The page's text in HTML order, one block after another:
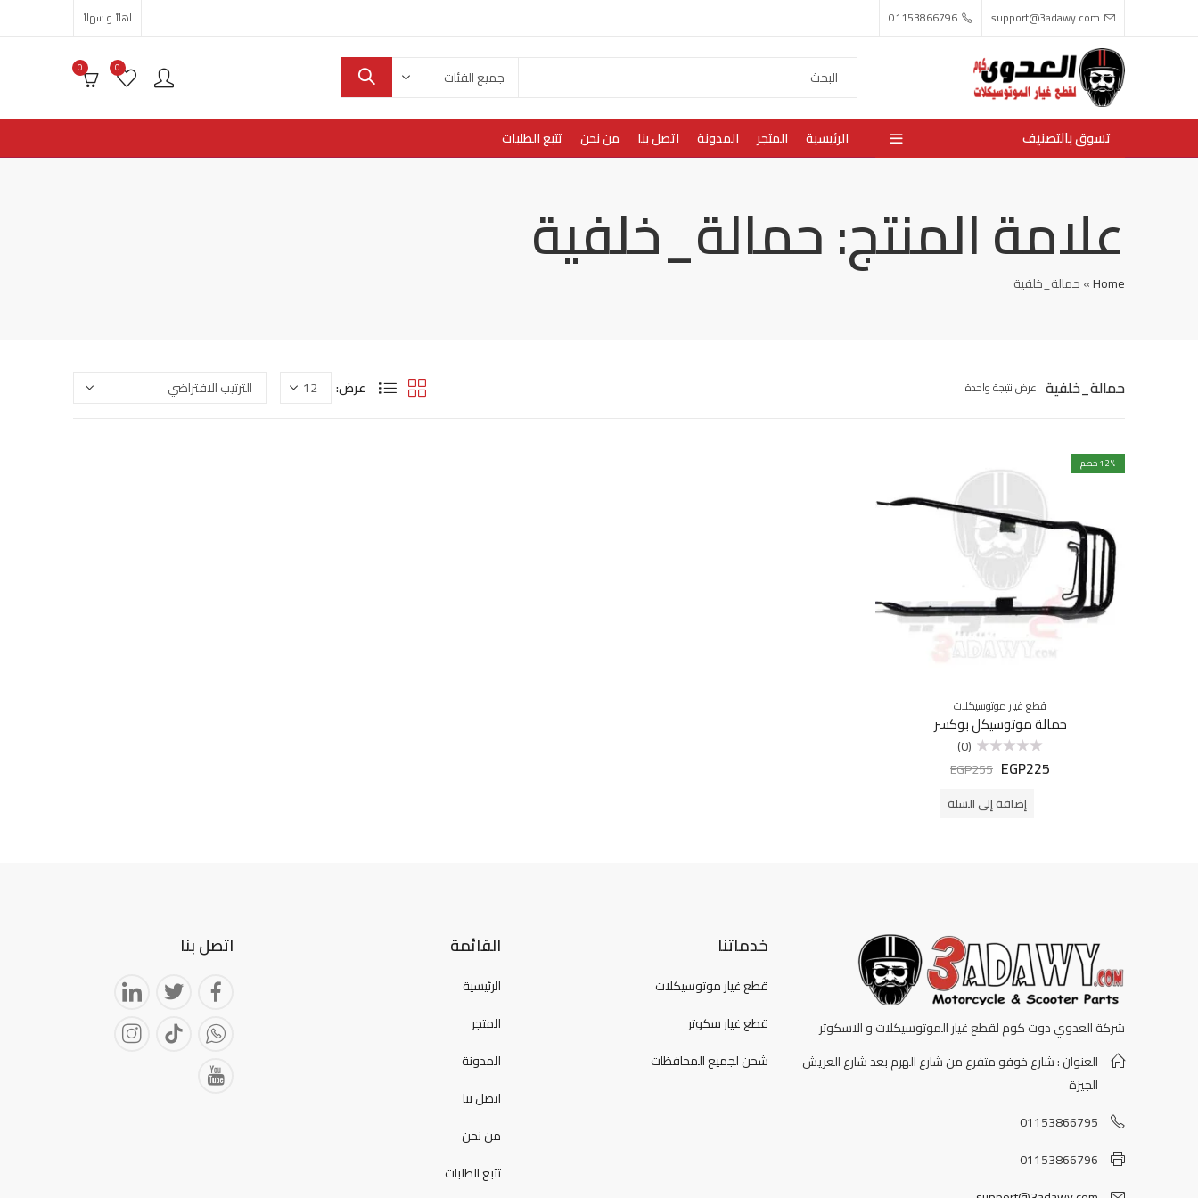
support@3adawy.com
01153866796 اهلاً و سهلاً
0
0
تسوق بالتصنيف الرئيسية المتجر المدونة اتصل بنا من نحن تتبع الطلبات
علامة المنتج: حمالة_خلفية
Home
»حمالة_خلفية
حمالة_خلفية عرض نتيجة واحدة عرض:
12% خصم
قطع غيار موتوسيكلات
حمالة موتوسيكل بوكسر
التقييم
(0)
EGP225
EGP255
إضافة إلى السلة
شركة العدوي دوت كوم لقطع غيار الموتوسيكلات و الاسكوتر
العنوان : شارع خوفو متفرع من شارع الهرم بعد شارع العريش -
الجيزة
01153866795
01153866796
خدماتنا
قطع غيار موتوسيكلات
قطع غيار سكوتر
شحن لجميع المحافظات
القائمة
الرئيسية
المتجر
المدونة
اتصل بنا
من نحن
تتبع الطلبات
اتصل بنا